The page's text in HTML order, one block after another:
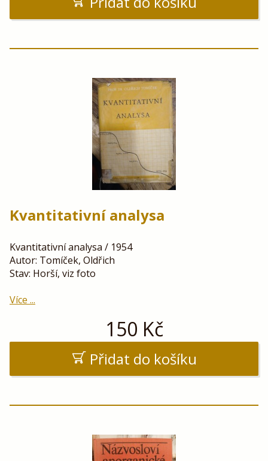
Kvantitativní analysa
Kvantitativní analysa / 1954
Autor: Tomíček, Oldřich
Stav: Horší, viz foto
Více ...
150 Kč
Přidat do košíku